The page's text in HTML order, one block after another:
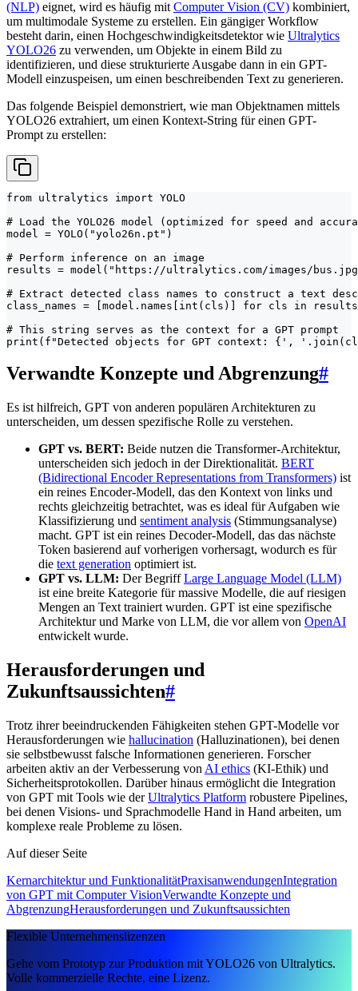
(NLP) eignet, wird es häufig mit Computer Vision (CV) kombiniert,
um multimodale Systeme zu erstellen. Ein gängiger Workflow
besteht darin, einen Hochgeschwindigkeitsdetektor wie Ultralytics
YOLO26 zu verwenden, um Objekte in einem Bild zu
identifizieren, und diese strukturierte Ausgabe dann in ein GPT-
Modell einzuspeisen, um einen beschreibenden Text zu generieren.
Das folgende Beispiel demonstriert, wie man Objektnamen mittels
YOLO26 extrahiert, um einen Kontext-String für einen GPT-
Prompt zu erstellen:
from ultralytics import YOLO
# Load the YOLO26 model (optimized for speed and
model = YOLO("yolo26n.pt")
# Perform inference on an image
results = model("https://ultralytics.com/images/
# Extract detected class names to construct a text
class_names = [model.names[int(cls)] for cls in
# This string serves as the context for a GPT prompt
print(f"Detected objects for GPT context: {',
Verwandte Konzepte und Abgrenzung#
Es ist hilfreich, GPT von anderen populären Architekturen zu
unterscheiden, um dessen spezifische Rolle zu verstehen.
GPT vs. BERT: Beide nutzen die Transformer-Architektur,
unterscheiden sich jedoch in der Direktionalität. BERT
(Bidirectional Encoder Representations from Transformers) ist
ein reines Encoder-Modell, das den Kontext von links und
rechts gleichzeitig betrachtet, was es ideal für Aufgaben wie
Klassifizierung und sentiment analysis (Stimmungsanalyse)
macht. GPT ist ein reines Decoder-Modell, das das nächste
Token basierend auf vorherigen vorhersagt, wodurch es für
die text generation optimiert ist.
GPT vs. LLM: Der BegriffLarge Language Model (LLM)
ist eine breite Kategorie für massive Modelle, die auf riesigen
Mengen an Text trainiert wurden. GPT ist eine spezifische
Architektur und Marke von LLM, die vor allem von OpenAI
entwickelt wurde.
Herausforderungen und
Zukunftsaussichten#
Trotz ihrer beeindruckenden Fähigkeiten stehen GPT-Modelle vor
Herausforderungen wie hallucination (Halluzinationen), bei denen
sie selbstbewusst falsche Informationen generieren. Forscher
arbeiten aktiv an der Verbesserung von AI ethics (KI-Ethik) und
Sicherheitsprotokollen. Darüber hinaus ermöglicht die Integration
von GPT mit Tools wie derUltralytics Platform robustere Pipelines,
bei denen Visions- und Sprachmodelle Hand in Hand arbeiten, um
komplexe reale Probleme zu lösen.
Auf dieser Seite
Kernarchitektur und FunktionalitätPraxisanwendungenIntegration
von GPT mit Computer VisionVerwandte Konzepte und
AbgrenzungHerausforderungen und Zukunftsaussichten
Flexible Unternehmenslizenzen
Gehe vom Prototyp zur Produktion mit YOLO26 von Ultralytics.
Volle kommerzielle Rechte, eine Lizenz.